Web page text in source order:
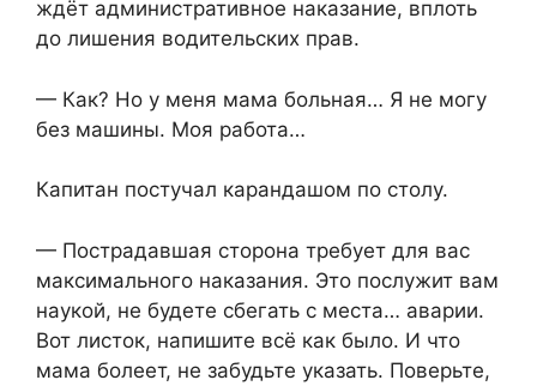
ждёт административное наказание, вплоть
до лишения водительских прав.
— Как? Но у меня мама больная… Я не могу
без машины. Моя работа…
Капитан постучал карандашом по столу.
— Пострадавшая сторона требует для вас
максимального наказания. Это послужит вам
наукой, не будете сбегать с места… аварии.
Вот листок, напишите всё как было. И что
мама болеет, не забудьте указать. Поверьте,